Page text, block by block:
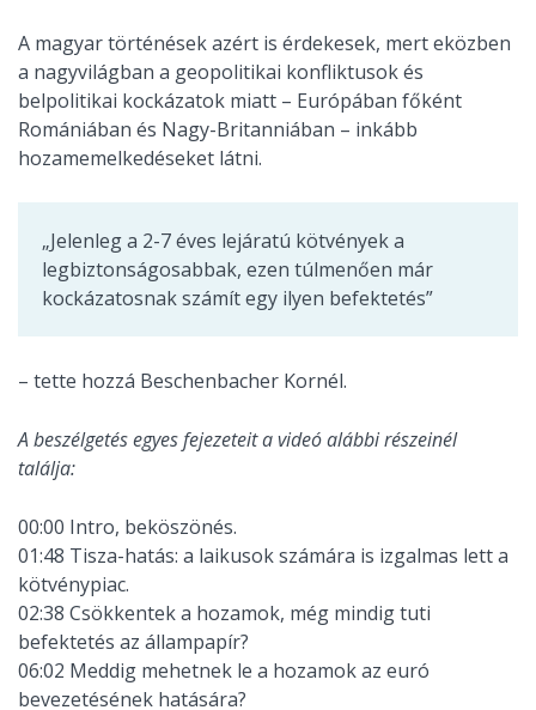
A magyar történések azért is érdekesek, mert eközben
a nagyvilágban a geopolitikai konfliktusok és
belpolitikai kockázatok miatt – Európában főként
Romániában és Nagy-Britanniában – inkább
hozamemelkedéseket látni.
„Jelenleg a 2-7 éves lejáratú kötvények a
legbiztonságosabbak, ezen túlmenően már
kockázatosnak számít egy ilyen befektetés”
– tette hozzá Beschenbacher Kornél.
A beszélgetés egyes fejezeteit a videó alábbi részeinél
találja:
00:00 Intro, beköszönés.
01:48 Tisza-hatás: a laikusok számára is izgalmas lett a
kötvénypiac.
02:38 Csökkentek a hozamok, még mindig tuti
befektetés az állampapír?
06:02 Meddig mehetnek le a hozamok az euró
bevezetésének hatására?